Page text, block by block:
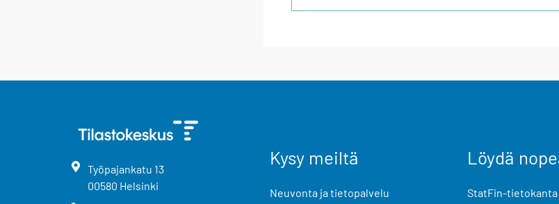
Työpajankatu 13
00580 Helsinki
Kysy meiltä
Neuvonta ja tietopalvelu
Löydä
StatFin-tietokanta